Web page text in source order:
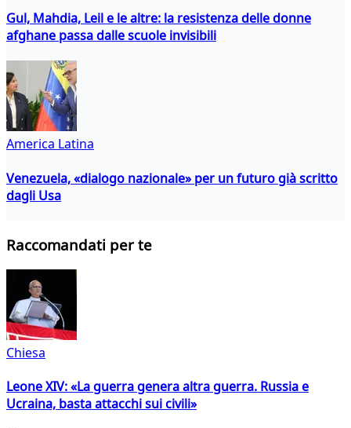
Gul, Mahdia, Leil e le altre: la resistenza delle donne
afghane passa dalle scuole invisibili
America Latina
Venezuela, «dialogo nazionale» per un futuro già scritto
dagli Usa
Raccomandati per te
Chiesa
Leone XIV: «La guerra genera altra guerra. Russia e
Ucraina, basta attacchi sui civili»